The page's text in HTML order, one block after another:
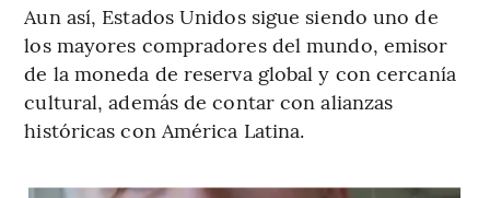
Aun así, Estados Unidos sigue siendo uno de
los mayores compradores del mundo, emisor
de la moneda de reserva global y con cercanía
cultural, además de contar con alianzas
históricas con América Latina.